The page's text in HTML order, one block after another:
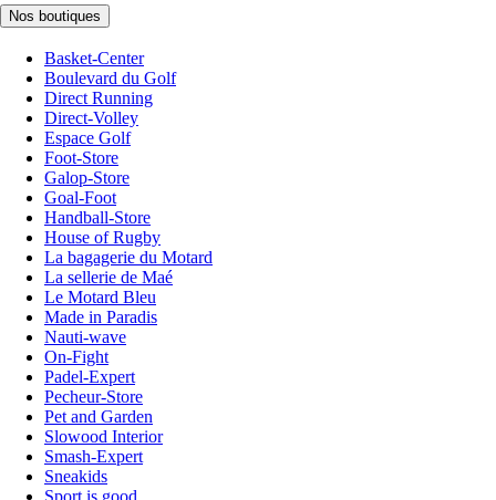
Nos boutiques
Basket-Center
Boulevard du Golf
Direct Running
Direct-Volley
Espace Golf
Foot-Store
Galop-Store
Goal-Foot
Handball-Store
House of Rugby
La bagagerie du Motard
La sellerie de Maé
Le Motard Bleu
Made in Paradis
Nauti-wave
On-Fight
Padel-Expert
Pecheur-Store
Pet and Garden
Slowood Interior
Smash-Expert
Sneakids
Sport is good